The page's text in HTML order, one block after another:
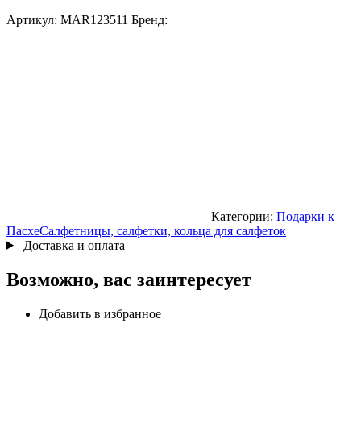
Артикул: MAR123511 Бренд:
Категории: Подарки к
ПасхеСалфетницы, салфетки, кольца для салфеток
Доставка и оплата
Возможно, вас заинтересует
Добавить в избранное